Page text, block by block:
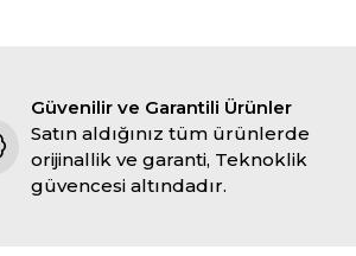
Güvenilir ve Garantili Ürünler
Satın aldığınız tüm ürünlerde
orijinallik ve garanti, Teknoklik
güvencesi altındadır.